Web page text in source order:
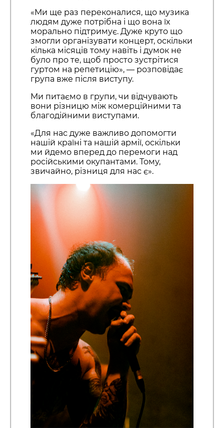
«Ми ще раз переконалися, що музика
людям дуже потрібна і що вона їх
морально підтримує. Дуже круто що
змогли організувати концерт, оскільки
кілька місяців тому навіть і думок не
було про те, щоб просто зустрітися
гуртом на репетицію», — розповідає
група вже після виступу.
Ми питаємо в групи, чи відчувають
вони різницю між комерційними та
благодійними виступами.
«Для нас дуже важливо допомогти
нашій країні та нашій армії, оскільки
ми йдемо вперед до перемоги над
російськими окупантами. Тому,
звичайно, різниця для нас є».